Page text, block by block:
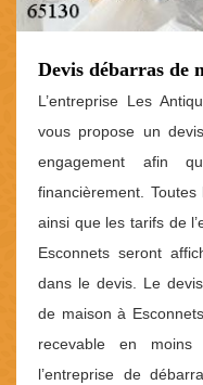
Devis débarras de
L’entreprise Les
vous propose un
engagement afin
financièrement.
ainsi que les tarifs de
Esconnets seront
dans le devis. Le
de maison à
recevable en
l’entreprise de